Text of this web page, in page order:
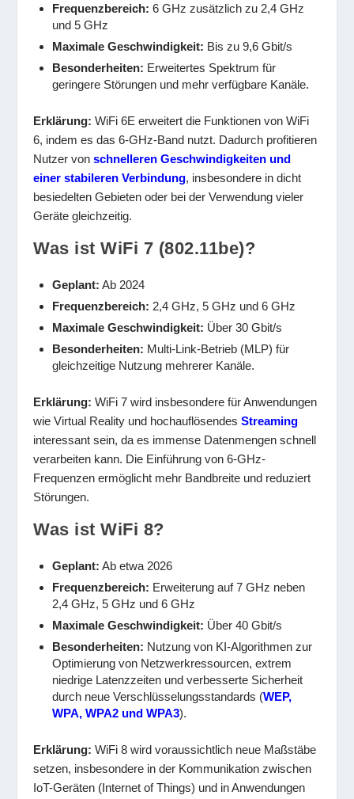
Frequenzbereich: 6 GHz zusätzlich zu 2,4 GHz
und 5 GHz
Maximale Geschwindigkeit: Bis zu 9,6 Gbit/s
Besonderheiten: Erweitertes Spektrum für
geringere Störungen und mehr verfügbare Kanäle.
Erklärung: WiFi 6E erweitert die Funktionen von WiFi
6, indem es das 6-GHz-Band nutzt. Dadurch profitieren
Nutzer vonschnelleren Geschwindigkeiten und
einer stabileren Verbindung, insbesondere in dicht
besiedelten Gebieten oder bei der Verwendung vieler
Geräte gleichzeitig.
Was ist WiFi 7 (802.11be)?
Geplant: Ab 2024
Frequenzbereich: 2,4 GHz, 5 GHz und 6 GHz
Maximale Geschwindigkeit: Über 30 Gbit/s
Besonderheiten: Multi-Link-Betrieb (MLP) für
gleichzeitige Nutzung mehrerer Kanäle.
Erklärung: WiFi 7 wird insbesondere für Anwendungen
wie Virtual Reality und hochauflösendesStreaming
interessant sein, da es immense Datenmengen schnell
verarbeiten kann. Die Einführung von 6-GHz-
Frequenzen ermöglicht mehr Bandbreite und reduziert
Störungen.
Was ist WiFi 8?
Geplant: Ab etwa 2026
Frequenzbereich: Erweiterung auf 7 GHz neben
2,4 GHz, 5 GHz und 6 GHz
Maximale Geschwindigkeit: Über 40 Gbit/s
Besonderheiten: Nutzung von KI-Algorithmen zur
Optimierung von Netzwerkressourcen, extrem
niedrige Latenzzeiten und verbesserte Sicherheit
durch neue Verschlüsselungsstandards (WEP,
WPA, WPA2 und WPA3).
Erklärung: WiFi 8 wird voraussichtlich neue Maßstäbe
setzen, insbesondere in der Kommunikation zwischen
IoT-Geräten (Internet of Things) und in Anwendungen